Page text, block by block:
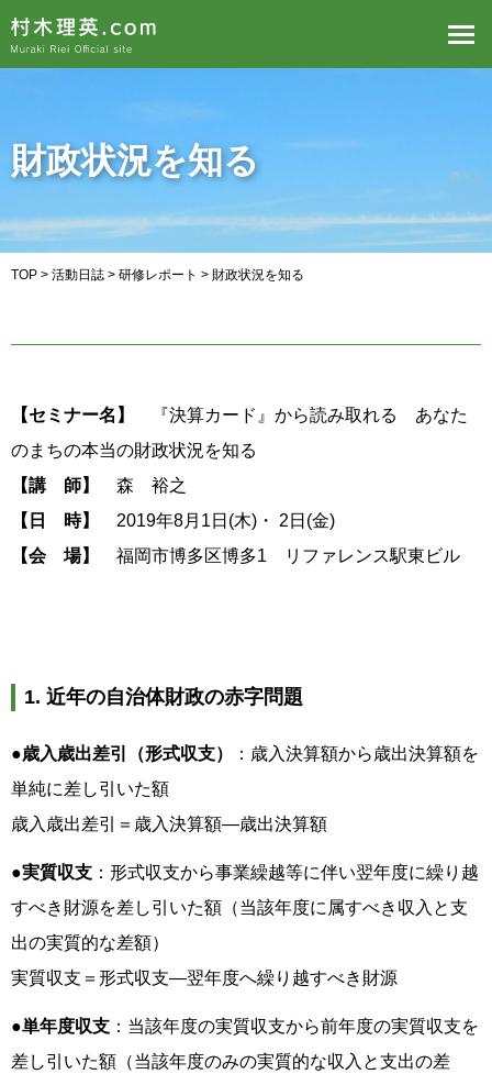
財政状況を知る
TOP > 活動日誌 > 研修レポート > 財政状況を知る
【セミナー名】
『決算カード』から読み取れる あなた
のまちの本当の財政状況を知る
【講 師】
森 裕之
【日 時】
2019年8月1日(木)・ 2日(金)
【会 場】
福岡市博多区博多1 リファレンス駅東ビル
1. 近年の自治体財政の赤字問題
●歳入歳出差引（形式収支）
：歳入決算額から歳出決算額を
単純に差し引いた額
歳入歳出差引＝歳入決算額―歳出決算額
●実質収支 ：形式収支から事業繰越等に伴い翌年度に繰り越
すべき財源を差し引いた額（当該年度に属すべき収入と支
出の実質的な差額）
実質収支＝形式収支―翌年度へ繰り越すべき財源
●単年度収支 ：当該年度の実質収支から前年度の実質収支を
差し引いた額（当該年度のみの実質的な収入と支出の差